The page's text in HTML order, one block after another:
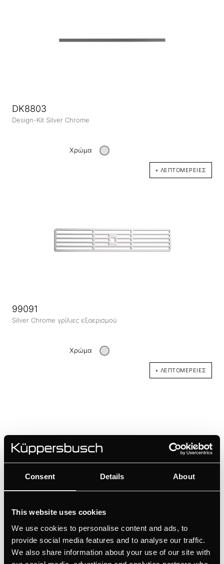
Consent Details About
This website uses cookies
We use cookies to personalise content and ads, to
provide social media features and to analyse our traffic.
We also share information about your use of our site with
DK8803
Design-Kit Silver Chrome
Χρώμα
+ ΛΕΠΤΟΜΈΡΕΙΕΣ
99091
Silver Chrome γρίλιες εξαερισμού
Χρώμα
+ ΛΕΠΤΟΜΈΡΕΙΕΣ
DK3004
Χρώμα